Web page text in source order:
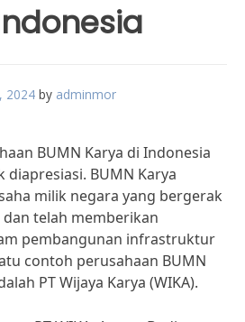
2024 by adminmor
BUMN Karya di Indonesia
BUMN Karya
milik negara yang bergerak
telah memberikan
pembangunan infrastruktur
contoh perusahaan BUMN
PT Wijaya Karya (WIKA).